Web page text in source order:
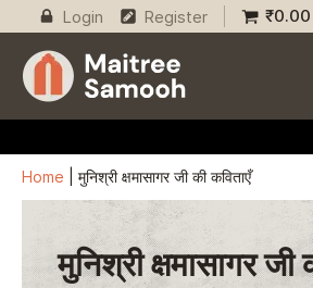
Login Register ₹0.00
Home मुनिश्री क्षमासागर जी की कविताएँ
मुनिश्री क्षमासागर जी